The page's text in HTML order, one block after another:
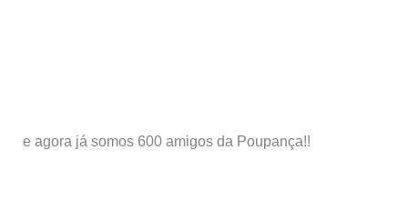
e agora já somos 600 amigos da Poupança!!